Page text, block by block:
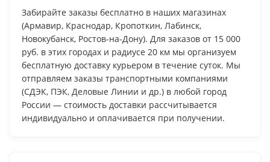
Забирайте заказы бесплатно в наших магазинах
(Армавир, Краснодар, Кропоткин, Лабинск,
Новокубанск, Ростов-на-Дону). Для заказов от 15 000
руб. в этих городах и радиусе 20 км мы организуем
бесплатную доставку курьером в течение суток. Мы
отправляем заказы транспортными компаниями
(СДЭК, ПЭК, Деловые Линии и др.) в любой город
России — стоимость доставки рассчитывается
индивидуально и оплачивается при получении.